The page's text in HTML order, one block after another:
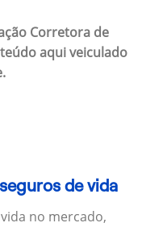
Corretora de
aqui veiculado
de vida
no mercado,